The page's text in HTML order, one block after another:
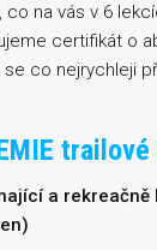
na vás v 6
certifikát o
co nejrychleji
a